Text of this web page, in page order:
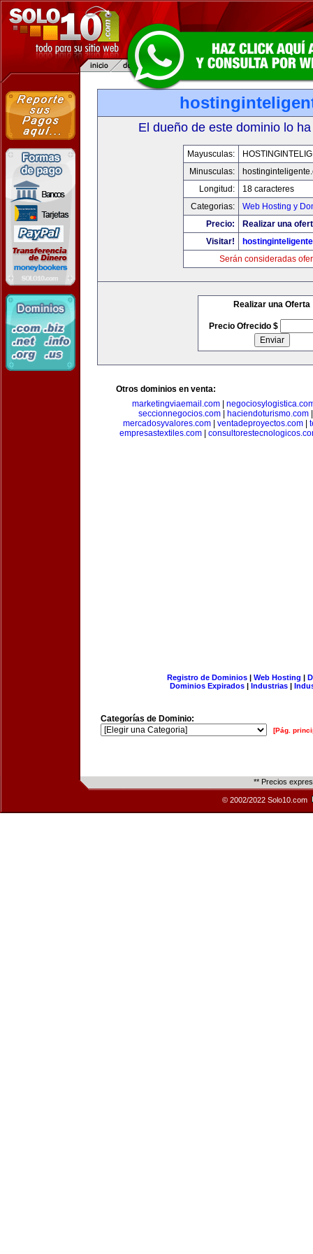
El dueño de este dominio lo
Mayusculas:
Minusculas:
Longitud:
18 caracteres
Categorias:
Web Hosting y
Precio:
Realizar una
Visitar!
Serán consideradas
Realizar una Oferta
Precio Ofrecido $
Otros dominios en venta:
marketingviaemail.com|
seccionnegocios.com
haciendoturismo.com
mercadosyvalores.com| ventadeproyectos.com|
empresastextiles.com|
Registro de Dominios| Web Hosting |
Dominios Expirados | Industrias |
Categorías de Dominio:
[Pág.
** Precios
© 2002/2022 Solo10.com